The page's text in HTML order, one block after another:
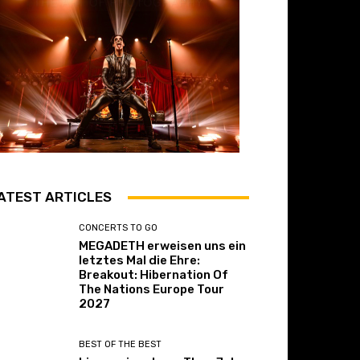
ARTICLES
CONCERTS TO GO
MEGADETH erweisen uns ein
letztes Mal die Ehre:
Breakout: Hibernation Of
The Nations Europe Tour
2027
BEST OF THE BEST